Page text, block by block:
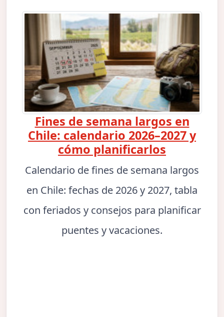
Fines de semana largos en
Chile: calendario 2026–2027 y
cómo planificarlos
Calendario de fines de semana largos
en Chile: fechas de 2026 y 2027, tabla
con feriados y consejos para planificar
puentes y vacaciones.